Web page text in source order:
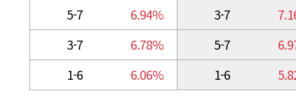
5-7
6.94% 3-7
3-7
6.78% 5-7
1-6
6.06% 1-6